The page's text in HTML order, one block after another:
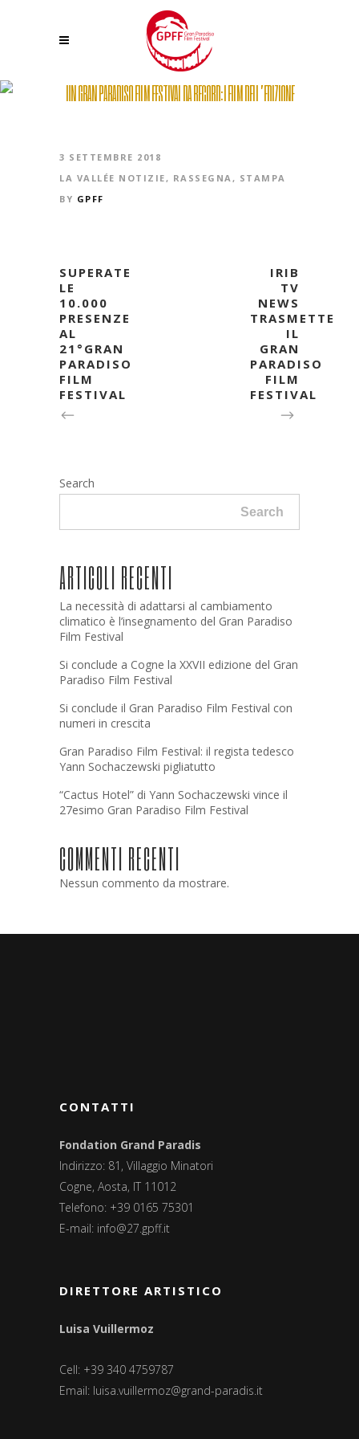
UN GRAN PARADISO FILM FESTIVAL DA RECORD: I FILM DELL’EDIZIONE
3 SETTEMBRE 2018
LA VALLÉE NOTIZIE, RASSEGNA, STAMPA
BY GPFF
SUPERATE
LE
10.000
PRESENZE
AL
21°GRAN
PARADISO
FILM
FESTIVAL
IRIB
TV
NEWS
TRASMETTE
IL
GRAN
PARADISO
FILM
FESTIVAL
Search
Search
ARTICOLI RECENTI
La necessità di adattarsi al cambiamento
climatico è l’insegnamento del Gran Paradiso
Film Festival
Si conclude a Cogne la XXVII edizione del Gran
Paradiso Film Festival
Si conclude il Gran Paradiso Film Festival con
numeri in crescita
Gran Paradiso Film Festival: il regista tedesco
Yann Sochaczewski pigliatutto
“Cactus Hotel” di Yann Sochaczewski vince il
27esimo Gran Paradiso Film Festival
COMMENTI RECENTI
Nessun commento da mostrare.
CONTATTI
Fondation Grand Paradis
Indirizzo: 81, Villaggio Minatori
Cogne, Aosta, IT 11012
Telefono: +39 0165 75301
E-mail: info@27.gpff.it
DIRETTORE ARTISTICO
Luisa Vuillermoz
Cell: +39 340 4759787
Email: luisa.vuillermoz@grand-paradis.it